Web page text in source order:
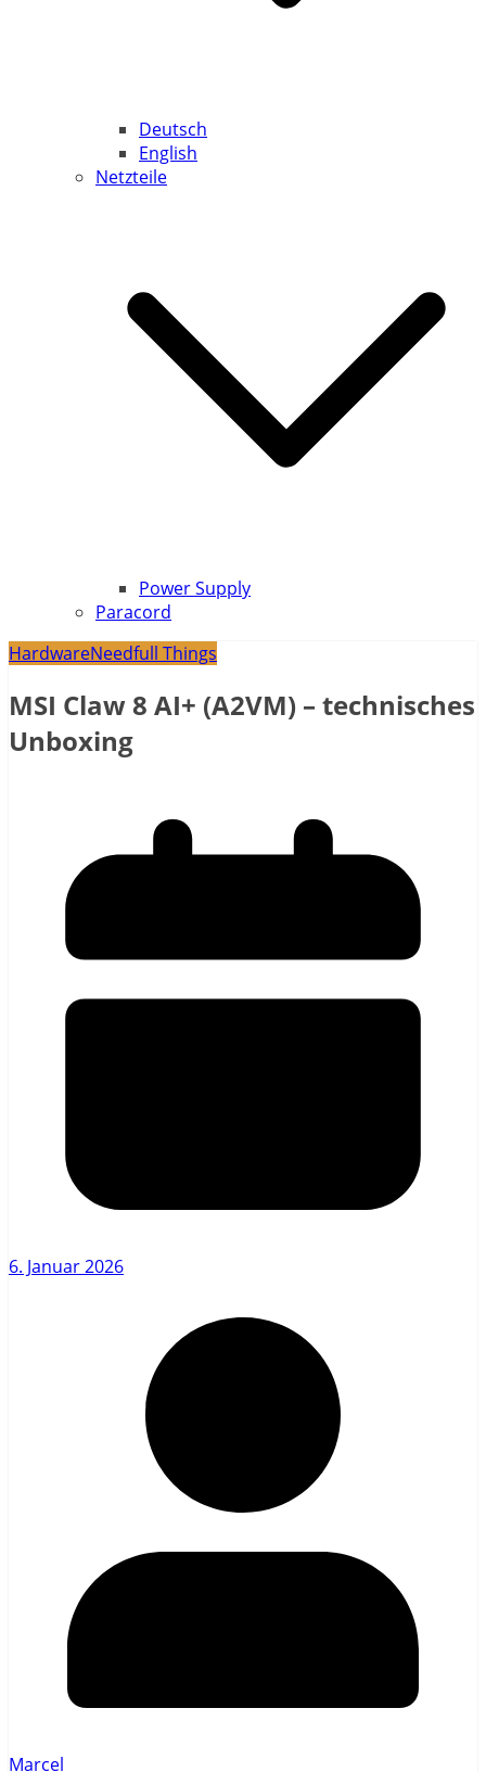
Deutsch
English
Netzteile
Power Supply
Paracord
HardwareNeedfull Things
MSI Claw 8 AI+ (A2VM) – technisches
Unboxing
6. Januar 2026
Marcel